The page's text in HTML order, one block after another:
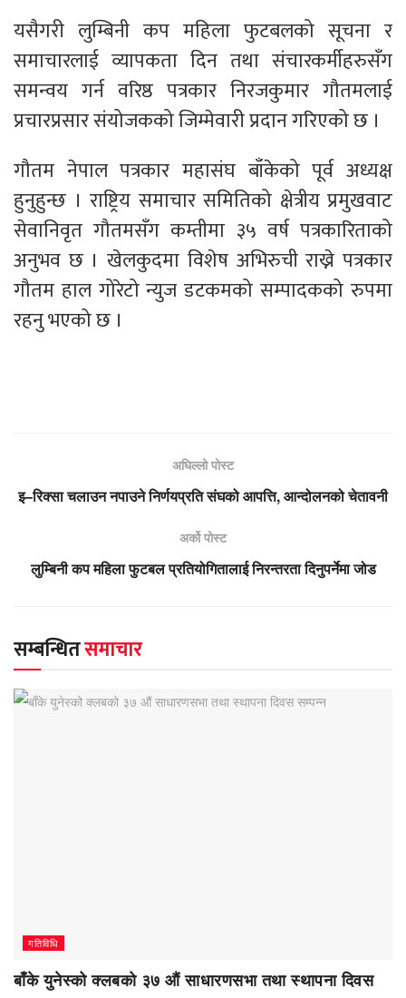
यसैगरी लुम्बिनी कप महिला फुटबलको सूचना र
समाचारलाई व्यापकता दिन तथा संचारकर्मीहरुसँग
समन्वय गर्न वरिष्ठ पत्रकार निरजकुमार गौतमलाई
प्रचारप्रसार संयोजकको जिम्मेवारी प्रदान गरिएको छ ।
गौतम नेपाल पत्रकार महासंघ बाँकेको पूर्व अध्यक्ष
हुनुहुन्छ । राष्ट्रिय समाचार समितिको क्षेत्रीय प्रमुखवाट
सेवानिवृत गौतमसँग कम्तीमा ३५ वर्ष पत्रकारिताको
अनुभव छ । खेलकुदमा विशेष अभिरुची राख्ने पत्रकार
गौतम हाल गोरेटो न्युज डटकमको सम्पादकको रुपमा
रहनु भएको छ ।
अघिल्लो पोस्ट
इ–रिक्सा चलाउन नपाउने निर्णयप्रति संघको आपत्ति, आन्दोलनको चेतावनी
अर्को पोस्ट
लुम्बिनी कप महिला फुटबल प्रतियोगितालाई निरन्तरता दिनुपर्नेमा जोड
सम्बन्धितसमाचार
गतिविधि
बाँके युनेस्को क्लबको ३७ औं साधारणसभा तथा स्थापना दिवस